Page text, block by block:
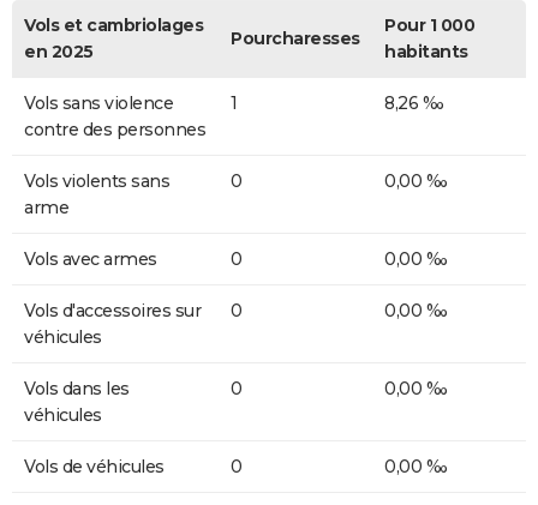
Vols et cambriolages
en 2025
Pourcharesses
Pour 1 000
habitants
Vols sans violence
contre des personnes
1 8,26 ‰
Vols violents sans
arme
0 0,00 ‰
Vols avec armes 0 0,00 ‰
Vols d'accessoires sur
véhicules
0 0,00 ‰
Vols dans les
véhicules
0 0,00 ‰
Vols de véhicules 0 0,00 ‰